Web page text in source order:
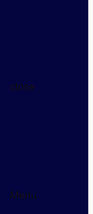
close
Menu